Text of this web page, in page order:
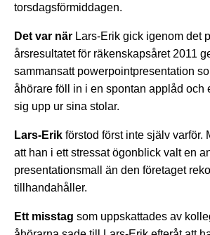
torsdagsförmiddagen.
Det var när Lars-Erik gick igenom det
årsresultatet för räkenskapsåret 2011
sammansatt powerpointpresentation
åhörare föll in i en spontan applåd och
sig upp ur sina stolar.
Lars-Erik förstod först inte själv varför.
att han i ett stressat ögonblick valt en
presentationsmall än den företaget
tillhandahåller.
Ett misstag som uppskattades av